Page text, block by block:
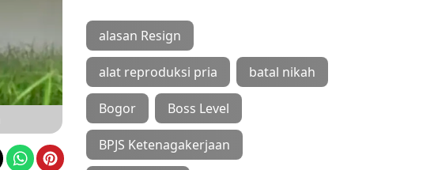
alasan Resign
alat reproduksi pria batal nikah
Bogor Boss Level
BPJS Ketenagakerjaan